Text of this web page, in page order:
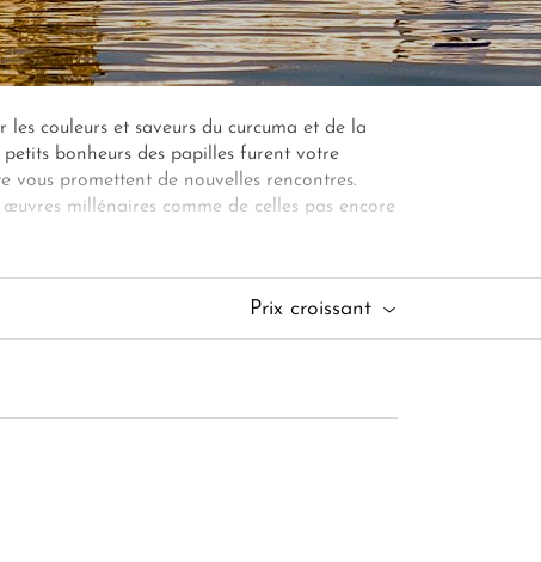
couleurs et saveurs du curcuma et de la
bonheurs des papilles furent votre
vous promettent de nouvelles rencontres.
millénaires comme de celles pas encore
passionnante. Les lumières d'un guide sont
Prix croissant